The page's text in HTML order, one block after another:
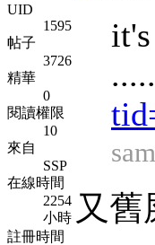
UID
1595
帖子
3726
精華
0
閱讀權限
10
來自
SSP
在線時間
2254
小時
註冊時間
又舊